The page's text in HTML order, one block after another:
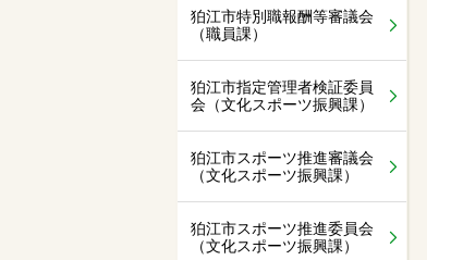
狛江市特別職報酬等審議会
（職員課）
狛江市指定管理者検証委員
会（文化スポーツ振興課）
狛江市スポーツ推進審議会
（文化スポーツ振興課）
狛江市スポーツ推進委員会
（文化スポーツ振興課）